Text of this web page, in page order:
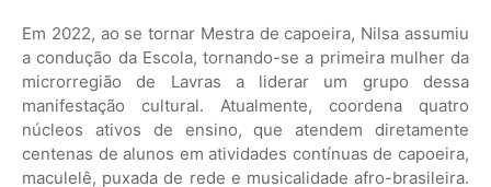
Em 2022, ao se tornar Mestra de capoeira, Nilsa assumiu
a condução da Escola, tornando-se a primeira mulher da
microrregião de Lavras a liderar um grupo dessa
manifestação cultural. Atualmente, coordena quatro
núcleos ativos de ensino, que atendem diretamente
centenas de alunos em atividades contínuas de capoeira,
maculelê, puxada de rede e musicalidade afro-brasileira.